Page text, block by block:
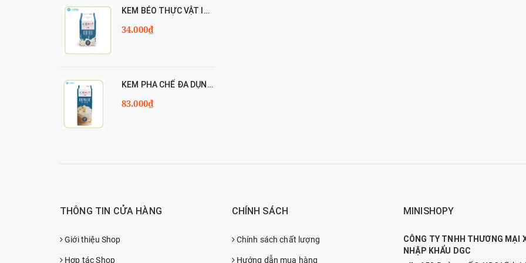
KEM BÉO THỰC VẬT ICEHOT RICH'S 454g
34.000₫
KEM PHA CHẾ ĐA DỤNG ICEHOT 907g
83.000₫
THÔNG TIN CỬA HÀNG
Giới thiệu Shop
Hợp tác Shop
CHÍNH SÁCH
Chính sách chất lượng
Hướng dẫn mua hàng
MINISHOPY
CÔNG TY TNHH THƯƠNG MẠI
NHẬP KHẨU DGC